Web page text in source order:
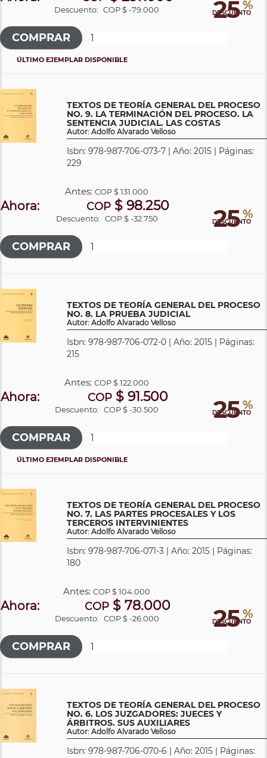
25 %
DESCUENTO
Descuento: COP $ -79.000
ÚLTIMO EJEMPLAR DISPONIBLE
TEXTOS DE TEORÍA GENERAL DEL PROCESO
NO. 9. LA TERMINACIÓN DEL PROCESO. LA
SENTENCIA JUDICIAL. LAS COSTAS
Autor: Adolfo Alvarado Velloso
Isbn: 978-987-706-073-7 | Año: 2015 | Páginas:
229
25 %
DESCUENTO
Antes:COP$ 131.000
Ahora: COP$ 98.250
Descuento: COP $ -32.750
TEXTOS DE TEORÍA GENERAL DEL PROCESO
NO. 8. LA PRUEBA JUDICIAL
Autor: Adolfo Alvarado Velloso
Isbn: 978-987-706-072-0 | Año: 2015 | Páginas:
215
25 %
DESCUENTO
Antes:COP$ 122.000
Ahora: COP$ 91.500
Descuento: COP $ -30.500
ÚLTIMO EJEMPLAR DISPONIBLE
TEXTOS DE TEORÍA GENERAL DEL PROCESO
NO. 7. LAS PARTES PROCESALES Y LOS
TERCEROS INTERVINIENTES
Autor: Adolfo Alvarado Velloso
Isbn: 978-987-706-071-3 | Año: 2015 | Páginas:
180
25 %
DESCUENTO
Antes:COP$ 104.000
Ahora: COP $ 78.000
Descuento: COP $ -26.000
TEXTOS DE TEORÍA GENERAL DEL PROCESO
NO. 6. LOS JUZGADORES: JUECES Y
ÁRBITROS. SUS AUXILIARES
Autor: Adolfo Alvarado Velloso
Isbn: 978-987-706-070-6 | Año: 2015 | Páginas: